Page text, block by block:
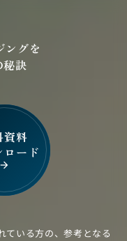
ングを
訣
資料
ロード
arrow_forward
ている方の、参考となる